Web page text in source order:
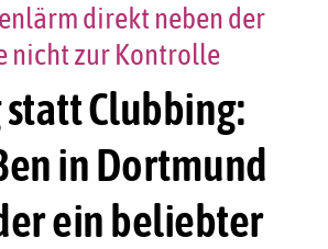
Clubbing:
in Dortmund
ein beliebter
direkt neben der
nicht zur Kontrolle